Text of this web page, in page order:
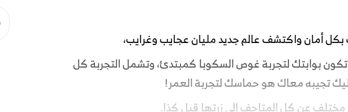
أمان واكتشف عالم جديد مليان عجايب وغرايب،
بوابتك لتجربة غوص السكوبا كمبتدئ، وتشمل التجربة كل
تجيبه معاك هو حماسك لتجربة العمر!